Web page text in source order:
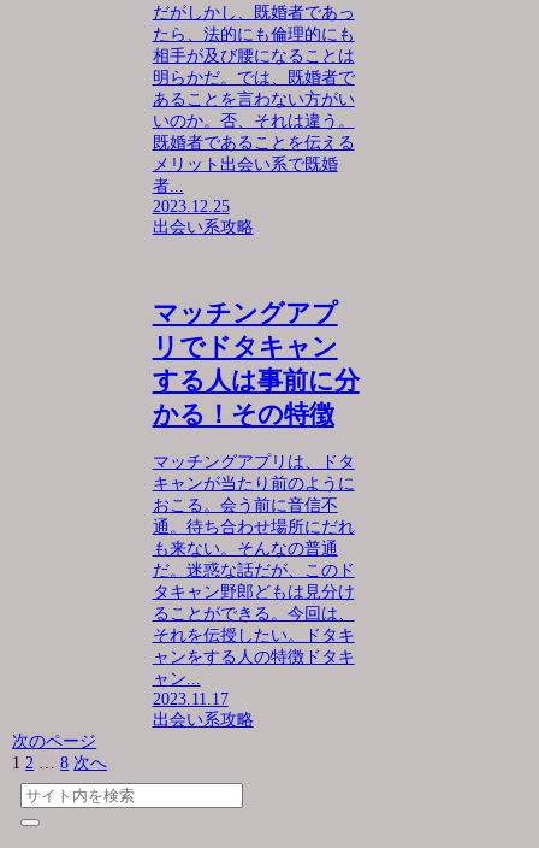
だがしかし、既婚者であっ
たら、法的にも倫理的にも
相手が及び腰になることは
明らかだ。では、既婚者で
あることを言わない方がい
いのか。否、それは違う。
既婚者であることを伝える
メリット出会い系で既婚
者...
2023.12.25
出会い系攻略
マッチングアプ
リでドタキャン
する人は事前に分
かる！その特徴
マッチングアプリは、ドタ
キャンが当たり前のように
おこる。会う前に音信不
通。待ち合わせ場所にだれ
も来ない。そんなの普通
だ。迷惑な話だが、このド
タキャン野郎どもは見分け
ることができる。今回は、
それを伝授したい。ドタキ
ャンをする人の特徴ドタキ
ャン...
2023.11.17
出会い系攻略
次のページ
1 2 … 8 次へ